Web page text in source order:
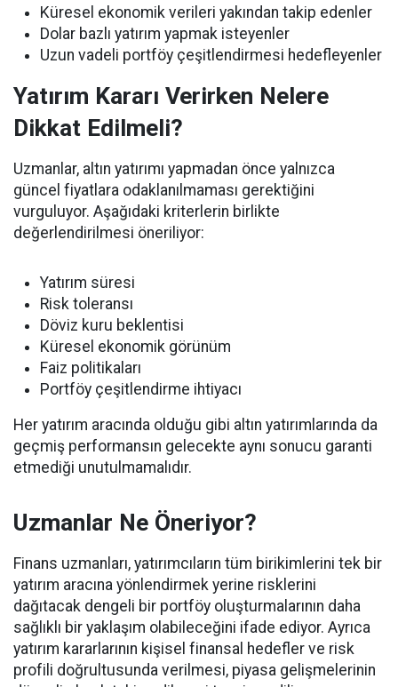
Küresel ekonomik verileri yakından takip edenler
Dolar bazlı yatırım yapmak isteyenler
Uzun vadeli portföy çeşitlendirmesi hedefleyenler
Yatırım Kararı Verirken Nelere
Dikkat Edilmeli?
Uzmanlar, altın yatırımı yapmadan önce yalnızca
güncel fiyatlara odaklanılmaması gerektiğini
vurguluyor. Aşağıdaki kriterlerin birlikte
değerlendirilmesi öneriliyor:
Yatırım süresi
Risk toleransı
Döviz kuru beklentisi
Küresel ekonomik görünüm
Faiz politikaları
Portföy çeşitlendirme ihtiyacı
Her yatırım aracında olduğu gibi altın yatırımlarında da
geçmiş performansın gelecekte aynı sonucu garanti
etmediği unutulmamalıdır.
Uzmanlar Ne Öneriyor?
Finans uzmanları, yatırımcıların tüm birikimlerini tek bir
yatırım aracına yönlendirmek yerine risklerini
dağıtacak dengeli bir portföy oluşturmalarının daha
sağlıklı bir yaklaşım olabileceğini ifade ediyor. Ayrıca
yatırım kararlarının kişisel finansal hedefler ve risk
profili doğrultusunda verilmesi, piyasa gelişmelerinin